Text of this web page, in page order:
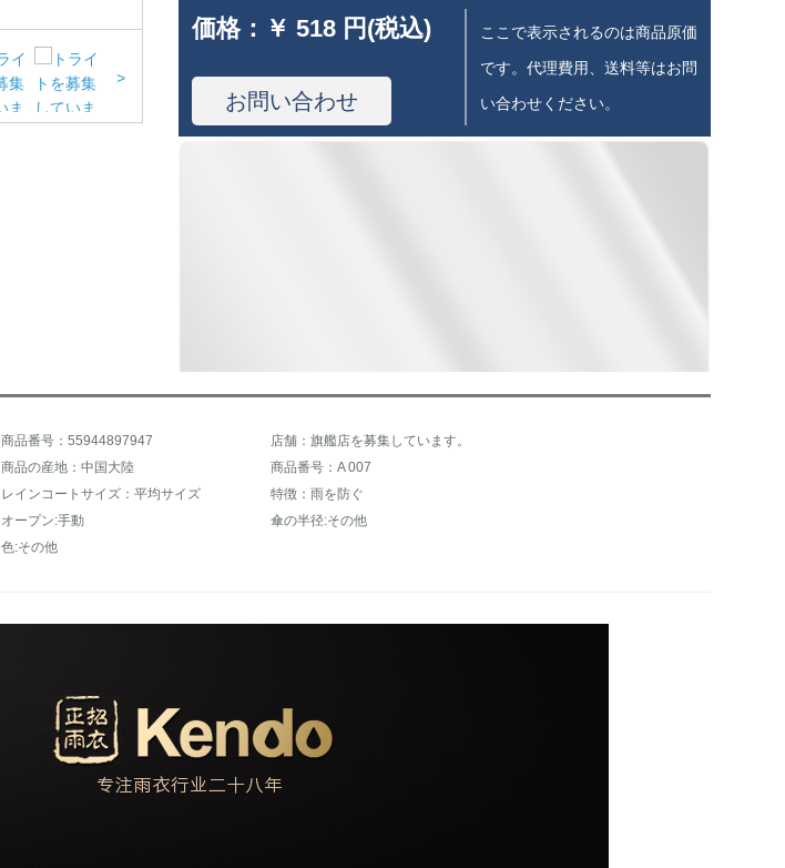
>
価格： ￥ 518 円(税込)
お問い合わせ
ここで表示されるのは商品原価
です。代理費用、送料等はお問
い合わせください。
商品番号：55944897947
店舗：旗艦店を募集しています。
商品の産地：中国大陸
商品番号：A 007
レインコートサイズ：平均サイズ
特徴：雨を防ぐ
オープン:手動
傘の半径:その他
色:その他